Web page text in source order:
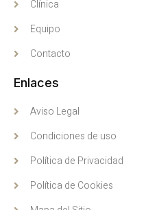
Clínica
Equipo
Contacto
Enlaces
Aviso Legal
Condiciones de uso
Política de Privacidad
Política de Cookies